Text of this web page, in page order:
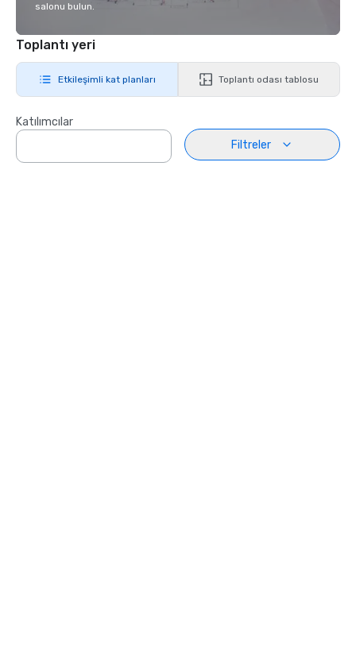
salonu bulun.
Toplantı yeri
Etkileşimli kat planları Toplantı odası tablosu
Katılımcılar
Filtreler